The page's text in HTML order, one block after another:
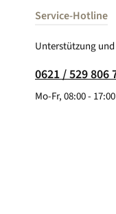
Service-Hotline
Unterstützung
0621 / 529 806
Mo-Fr, 08:00 -